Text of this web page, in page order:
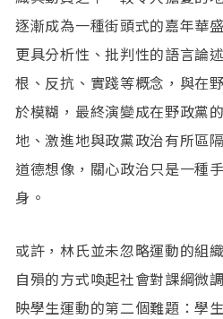
逐漸成為一種街頭式的嘉年華
更具分析性、批判性的語言論
根、反抗、實踐等概念，與在
於模糊，最終演變成在野政黨
地、激進地與政黨政治有所區
道德想像，關心政治只是一種
身。
或許，林氏並未忽略運動的組
自殞的方式喚起社會對課綱微
映學生運動的第二個難題：學